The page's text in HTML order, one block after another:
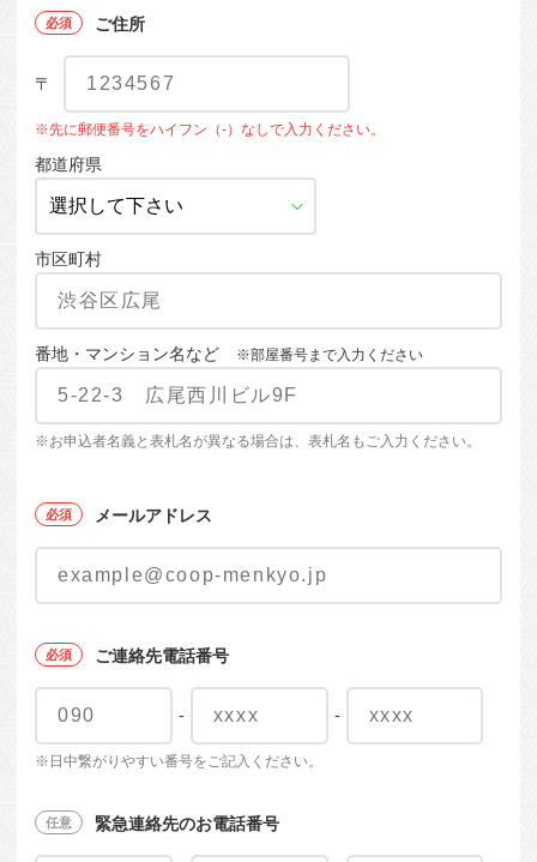
ご住所
〒
※先に郵便番号をハイフン（-）なしで入力ください。
都道府県
市区町村
番地・マンション名など ※部屋番号まで入力ください
※お申込者名義と表札名が異なる場合は、表札名もご入力ください。
メールアドレス
ご連絡先電話番号
- -
※日中繋がりやすい番号をご記入ください。
緊急連絡先のお電話番号